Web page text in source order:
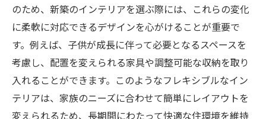
のため、新築のインテリアを選ぶ際には、これらの変化
に柔軟に対応できるデザインを心がけることが重要で
す。例えば、子供が成長に伴って必要となるスペースを
考慮し、配置を変えられる家具や調整可能な収納を取り
入れることができます。このようなフレキシブルなイン
テリアは、家族のニーズに合わせて簡単にレイアウトを
変えられるため、長期間にわたって快適な住環境を維持